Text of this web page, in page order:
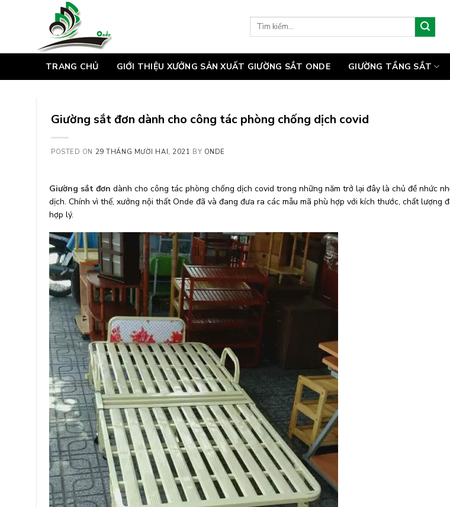
Tìm
TRANG CHỦ GIỚI THIỆU XƯỞNG SẢN XUẤT GIƯỜNG SẮT ONDE GIƯỜNG TẦNG SẮT
Giường sắt đơn dành cho công tác phòng chống dịch covid
POSTED ON 29 THÁNG MƯỜI HAI, 2021 BY ONDE
Giường sắt đơn dành cho công tác phòng chống dịch covid trong những năm trở lại đây là chủ đề nhức
dịch. Chính vì thế, xưởng nội thất Onde đã và đang đưa ra các mẫu mã phù hợp với kích thước, chất lượng
hợp lý.